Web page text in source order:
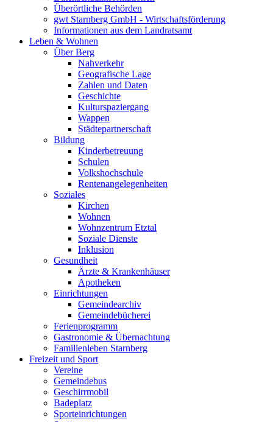
Überörtliche Behörden
gwt Starnberg GmbH - Wirtschaftsförderung
Informationen aus dem Landratsamt
Leben & Wohnen
Über Berg
Nahverkehr
Geografische Lage
Zahlen und Daten
Geschichte
Kulturspaziergang
Wappen
Städtepartnerschaft
Bildung
Kinderbetreuung
Schulen
Volkshochschule
Rentenangelegenheiten
Soziales
Kirchen
Wohnen
Wohnzentrum Etztal
Soziale Dienste
Inklusion
Gesundheit
Ärzte & Krankenhäuser
Apotheken
Einrichtungen
Gemeindearchiv
Gemeindebücherei
Ferienprogramm
Gastronomie & Übernachtung
Familienleben Starnberg
Freizeit und Sport
Vereine
Gemeindebus
Geschirrmobil
Badeplatz
Sporteinrichtungen